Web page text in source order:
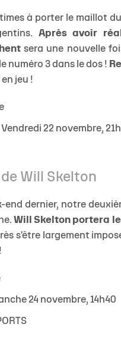
à porter le maillot
Après avoir
sera une nouvelle
numéro 3 dans le dos !
jeu !
22 novembre,
Will Skelton
end dernier, notre
Will Skelton portera
s'être largement
24 novembre, 14h40